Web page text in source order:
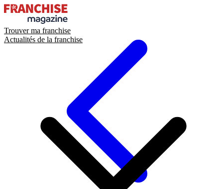
Trouver ma franchise
Actualités de la franchise